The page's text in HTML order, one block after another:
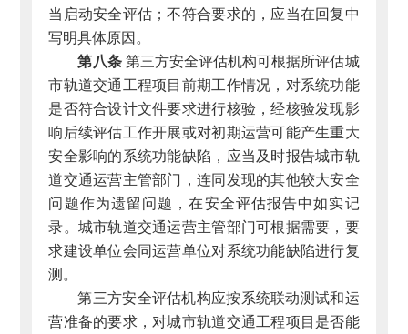
当启动安全评估；不符合要求的，应当在回复中
写明具体原因。
第八条第三方安全评估机构可根据所评估城
市轨道交通工程项目前期工作情况，对系统功能
是否符合设计文件要求进行核验，经核验发现影
响后续评估工作开展或对初期运营可能产生重大
安全影响的系统功能缺陷，应当及时报告城市轨
道交通运营主管部门，连同发现的其他较大安全
问题作为遗留问题，在安全评估报告中如实记
录。城市轨道交通运营主管部门可根据需要，要
求建设单位会同运营单位对系统功能缺陷进行复
测。
第三方安全评估机构应按系统联动测试和运
营准备的要求，对城市轨道交通工程项目是否能